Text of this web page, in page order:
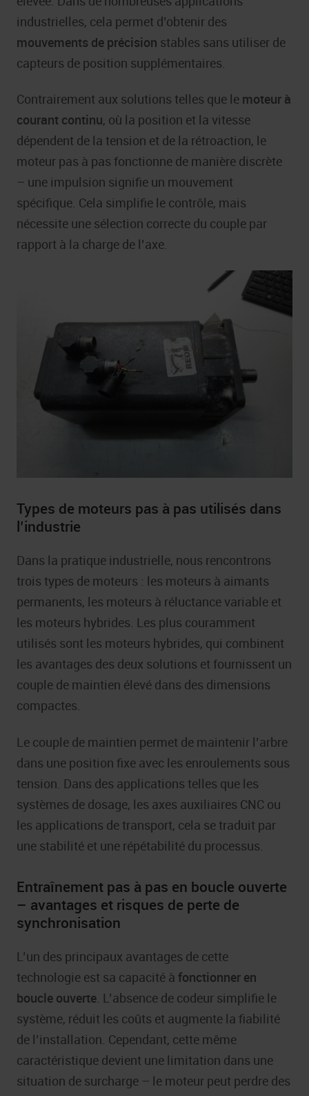
industrielles, cela permet d’obtenir des
mouvements de précision stables sans utiliser de
capteurs de position supplémentaires.
Contrairement aux solutions telles que le moteur à
courant continu, où la position et la vitesse
dépendent de la tension et de la rétroaction, le
moteur pas à pas fonctionne de manière discrète
– une impulsion signifie un mouvement
spécifique. Cela simplifie le contrôle, mais
nécessite une sélection correcte du couple par
rapport à la charge de l’axe.
Types de moteurs pas à pas utilisés dans
l’industrie
Dans la pratique industrielle, nous rencontrons
trois types de moteurs : les moteurs à aimants
permanents, les moteurs à réluctance variable et
les moteurs hybrides. Les plus couramment
utilisés sont les moteurs hybrides, qui combinent
les avantages des deux solutions et fournissent un
couple de maintien élevé dans des dimensions
compactes.
Le couple de maintien permet de maintenir l’arbre
dans une position fixe avec les enroulements sous
tension. Dans des applications telles que les
systèmes de dosage, les axes auxiliaires CNC ou
les applications de transport, cela se traduit par
une stabilité et une répétabilité du processus.
Entraînement pas à pas en boucle ouverte
– avantages et risques de perte de
synchronisation
L’un des principaux avantages de cette
technologie est sa capacité à fonctionner en
boucle ouverte. L’absence de codeur simplifie le
système, réduit les coûts et augmente la fiabilité
de l’installation. Cependant, cette même
caractéristique devient une limitation dans une
situation de surcharge – le moteur peut perdre des